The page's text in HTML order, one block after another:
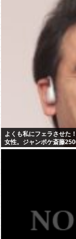
よくも私にフェラさせた
女性。ジャンポケ斎藤